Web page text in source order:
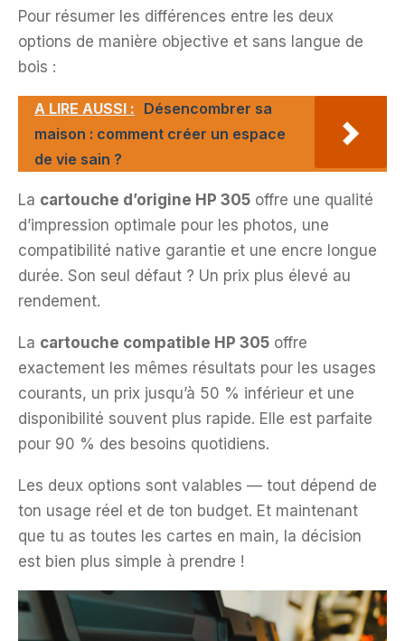
Pour résumer les différences entre les deux
options de manière objective et sans langue de
bois :
A LIRE AUSSI : Désencombrer sa
maison : comment créer un espace
de vie sain ?
La cartouche d’origine HP 305 offre une qualité
d’impression optimale pour les photos, une
compatibilité native garantie et une encre longue
durée. Son seul défaut ? Un prix plus élevé au
rendement.
La cartouche compatible HP 305 offre
exactement les mêmes résultats pour les usages
courants, un prix jusqu’à 50 % inférieur et une
disponibilité souvent plus rapide. Elle est parfaite
pour 90 % des besoins quotidiens.
Les deux options sont valables — tout dépend de
ton usage réel et de ton budget. Et maintenant
que tu as toutes les cartes en main, la décision
est bien plus simple à prendre !